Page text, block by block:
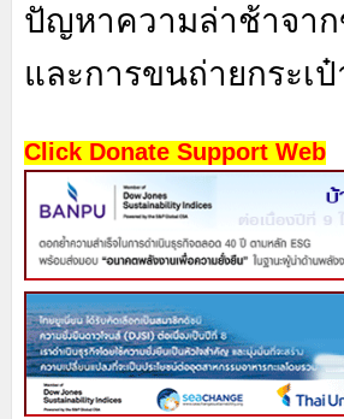
ปัญหาความล่าช้าจาก
และการขนถ่ายกระเ
Click Donate Support Web